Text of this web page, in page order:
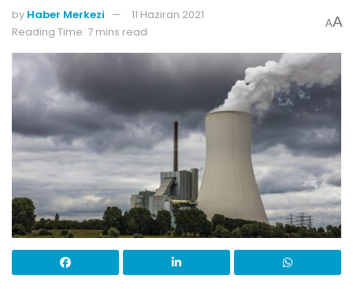
by Haber Merkezi
11 Haziran 2021
Reading Time: 7 mins read
AA